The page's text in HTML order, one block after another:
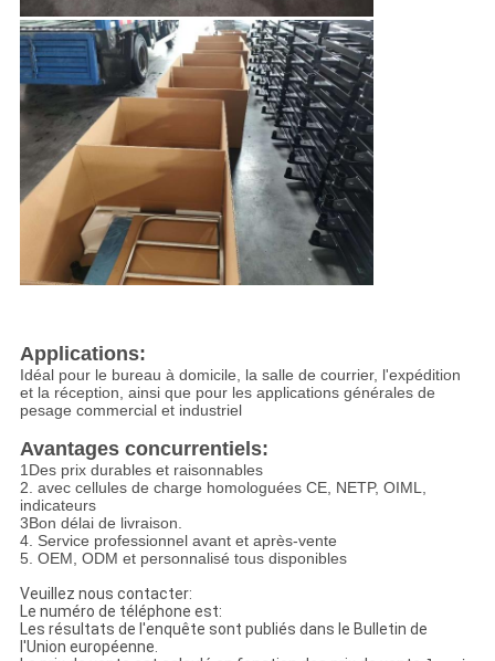
Applications:
Idéal pour le bureau à domicile, la salle de courrier, l'expédition
et la réception, ainsi que pour les applications générales de
pesage commercial et industriel
Avantages concurrentiels:
1Des prix durables et raisonnables
2. avec cellules de charge homologuées CE, NETP, OIML,
indicateurs
3Bon délai de livraison.
4. Service professionnel avant et après-vente
5. OEM, ODM et personnalisé tous disponibles
Veuillez nous contacter:
Le numéro de téléphone est:
Les résultats de l'enquête sont publiés dans le Bulletin de
l'Union européenne.